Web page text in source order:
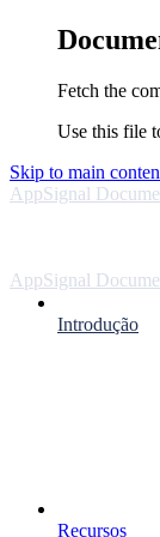
Fetch the
Use this file
Skip to main
AppSignal
AppSignal
Introdução
Recursos